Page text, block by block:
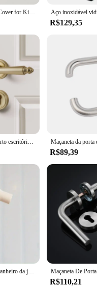
Silicone Door Handle Cover for Kids, Cute Claw, Knob Protector, Anti-estático, Anti-colisão, Safety Protect, Doorknob Cover
R$129,35
Fechadura de porta quarto escritório hotel apartamento interior conjunto de alavanca de maçaneta de porta dourada
R$89,39
Maçaneta da porta do banheiro da janela do quarto alça antiestática anti-colisão almofada anti-colisão capa protetora de silicone antiderrapante
R$110,21